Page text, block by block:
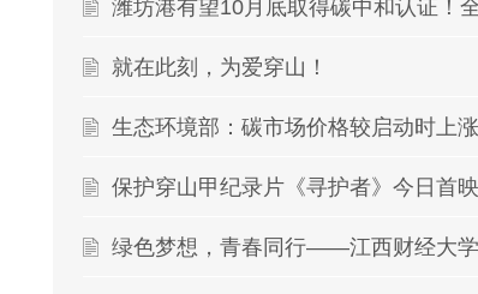
潍坊港有望10月底取得碳中和认证！
就在此刻，为爱穿山！
生态环境部：碳市场价格较启动时上
绿色梦想，青春同行——江西财经大学